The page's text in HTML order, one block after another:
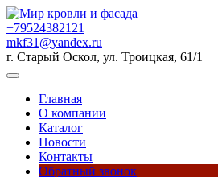
Перейти
к
содержимому
+79524382121
mkf31@yandex.ru
г. Старый Оскол, ул. Троицкая, 61/1
Кнопка
ОткрытьГлавная
О компании
Каталог
Новости
Контакты
Обратный звонок